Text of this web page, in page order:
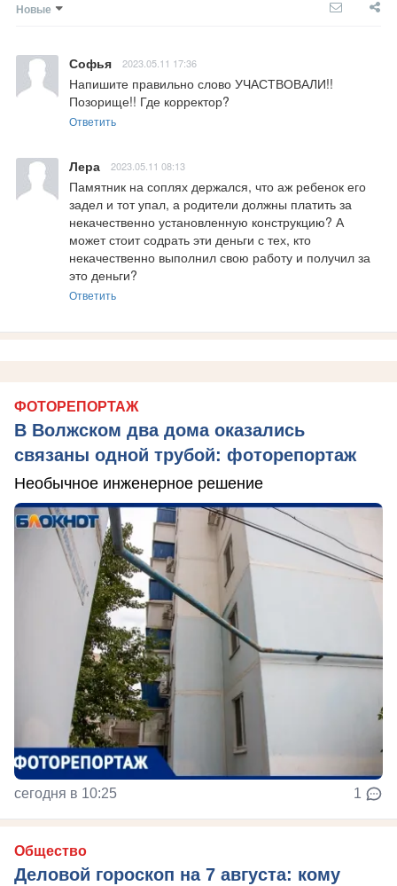
Новые
Софья 2023.05.11 17:36
Напишите правильно слово УЧАСТВОВАЛИ!!
Позорище!! Где корректор?
Ответить
Лера 2023.05.11 08:13
Памятник на соплях держался, что аж ребенок его
задел и тот упал, а родители должны платить за
некачественно установленную конструкцию? А
может стоит содрать эти деньги с тех, кто
некачественно выполнил свою работу и получил за
это деньги?
Ответить
ФОТОРЕПОРТАЖ
В Волжском два дома оказались
связаны одной трубой: фоторепортаж
Необычное инженерное решение
сегодня в 10:25 1
Общество
Деловой гороскоп на 7 августа: кому